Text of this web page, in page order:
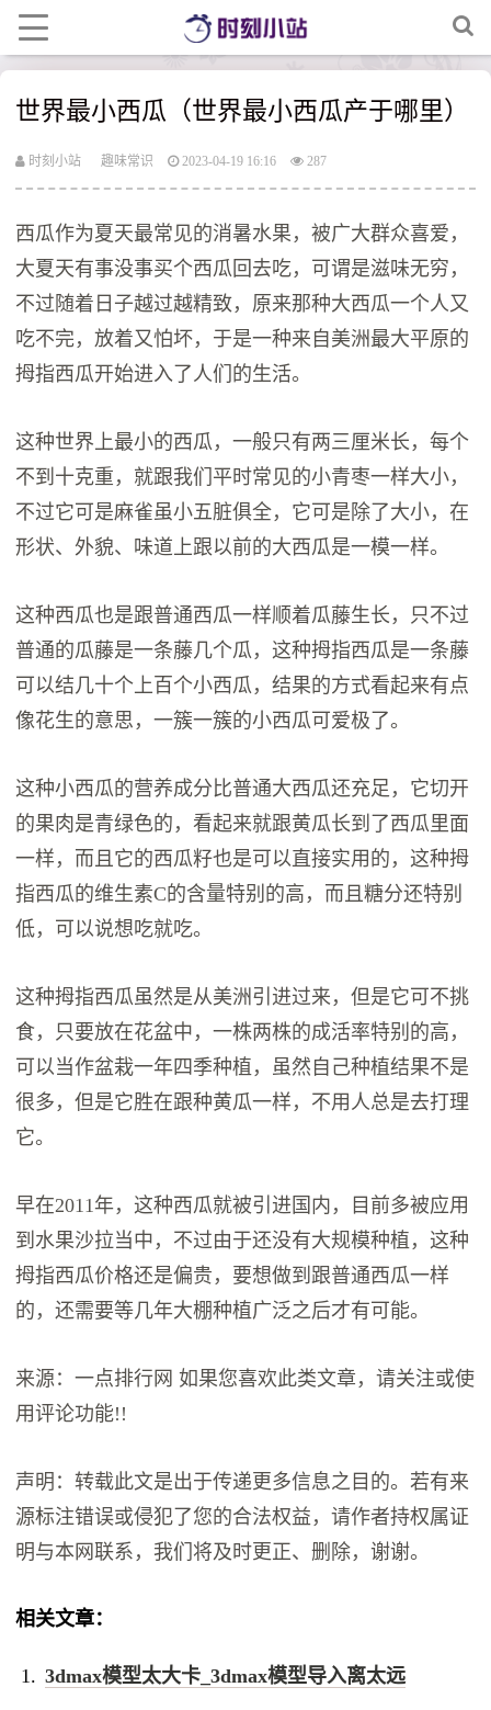
世界最小西瓜（世界最小西瓜产于哪里）
时刻小站 趣味常识 2023-04-19 16:16 287
西瓜作为夏天最常见的消暑水果，被广大群众喜爱，
大夏天有事没事买个西瓜回去吃，可谓是滋味无穷，
不过随着日子越过越精致，原来那种大西瓜一个人又
吃不完，放着又怕坏，于是一种来自美洲最大平原的
拇指西瓜开始进入了人们的生活。
这种世界上最小的西瓜，一般只有两三厘米长，每个
不到十克重，就跟我们平时常见的小青枣一样大小，
不过它可是麻雀虽小五脏俱全，它可是除了大小，在
形状、外貌、味道上跟以前的大西瓜是一模一样。
这种西瓜也是跟普通西瓜一样顺着瓜藤生长，只不过
普通的瓜藤是一条藤几个瓜，这种拇指西瓜是一条藤
可以结几十个上百个小西瓜，结果的方式看起来有点
像花生的意思，一簇一簇的小西瓜可爱极了。
这种小西瓜的营养成分比普通大西瓜还充足，它切开
的果肉是青绿色的，看起来就跟黄瓜长到了西瓜里面
一样，而且它的西瓜籽也是可以直接实用的，这种拇
指西瓜的维生素C的含量特别的高，而且糖分还特别
低，可以说想吃就吃。
这种拇指西瓜虽然是从美洲引进过来，但是它可不挑
食，只要放在花盆中，一株两株的成活率特别的高，
可以当作盆栽一年四季种植，虽然自己种植结果不是
很多，但是它胜在跟种黄瓜一样，不用人总是去打理
它。
早在2011年，这种西瓜就被引进国内，目前多被应用
到水果沙拉当中，不过由于还没有大规模种植，这种
拇指西瓜价格还是偏贵，要想做到跟普通西瓜一样
的，还需要等几年大棚种植广泛之后才有可能。
来源：一点排行网 如果您喜欢此类文章，请关注或使
用评论功能!!
声明：转载此文是出于传递更多信息之目的。若有来
源标注错误或侵犯了您的合法权益，请作者持权属证
明与本网联系，我们将及时更正、删除，谢谢。
相关文章：
3dmax模型太大卡_3dmax模型导入离太远